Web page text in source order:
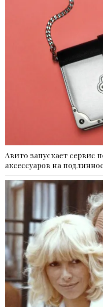
Авито запускает сервис
аксессуаров на